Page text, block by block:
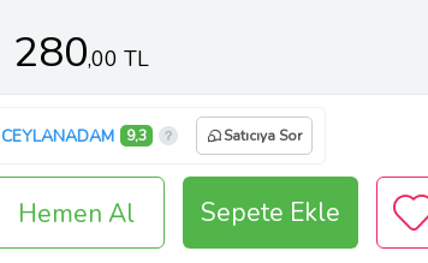
280,00 TL
CEYLANADAM 9,3 Satıcıya Sor
Hemen Al Sepete Ekle